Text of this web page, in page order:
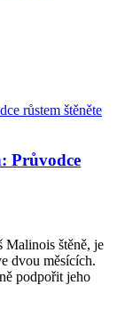
Průvodce
Malinois štěně, je
dvou měsících.
podpořit jeho